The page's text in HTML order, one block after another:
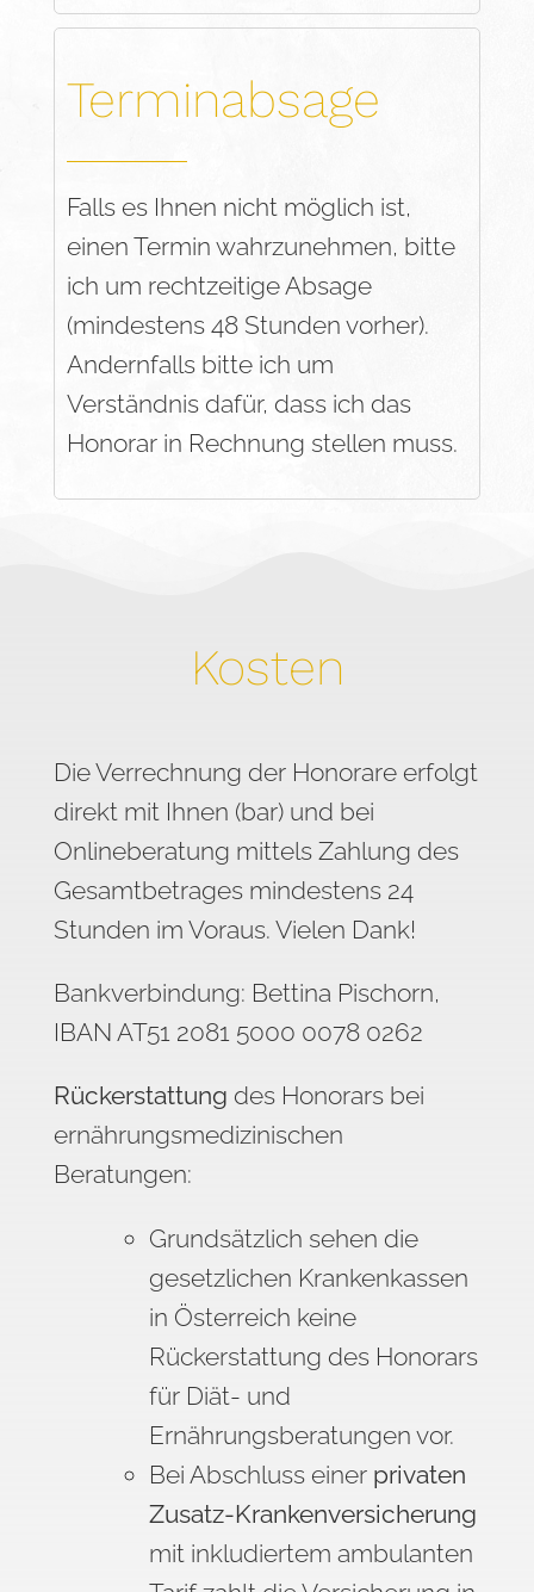
Terminabsage
Falls es Ihnen nicht möglich ist,
einen Termin wahrzunehmen, bitte
ich um rechtzeitige Absage
(mindestens 48 Stunden vorher).
Andernfalls bitte ich um
Verständnis dafür, dass ich das
Honorar in Rechnung stellen muss.
Kosten
Die Verrechnung der Honorare erfolgt
direkt mit Ihnen (bar) und bei
Onlineberatung mittels Zahlung des
Gesamtbetrages mindestens 24
Stunden im Voraus. Vielen Dank!
Bankverbindung: Bettina Pischorn,
IBAN AT51 2081 5000 0078 0262
Rückerstattung des Honorars bei
ernährungsmedizinischen
Beratungen:
Grundsätzlich sehen die
gesetzlichen Krankenkassen
in Österreich keine
Rückerstattung des Honorars
für Diät- und
Ernährungsberatungen vor.
Bei Abschluss einer privaten
Zusatz-Krankenversicherung
mit inkludiertem ambulanten